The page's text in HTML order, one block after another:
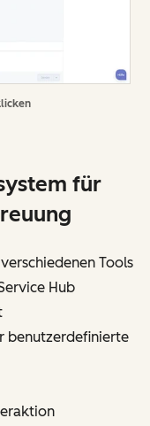
für
Tools
Hub
benutzerdefinierte